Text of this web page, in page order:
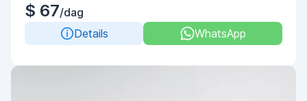
$ 67/dag
Details
WhatsApp